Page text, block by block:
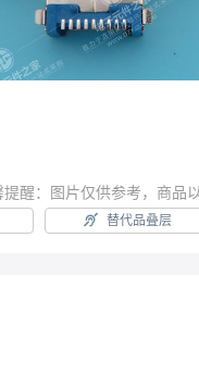
提醒：图片仅供参考，商品
替代品叠层